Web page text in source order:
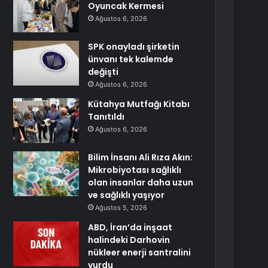
Oyuncak Kermesi
Ağustos 6, 2026
SPK onayladı şirketin
ünvanı tek kalemde
değişti
Ağustos 6, 2026
Kütahya Mutfağı Kitabı
Tanıtıldı
Ağustos 6, 2026
Bilim İnsanı Ali Rıza Akın:
Mikrobiyotası sağlıklı
olan insanlar daha uzun
ve sağlıklı yaşıyor
Ağustos 5, 2026
ABD, İran’da inşaat
halindeki Darhovin
nükleer enerji santralini
vurdu